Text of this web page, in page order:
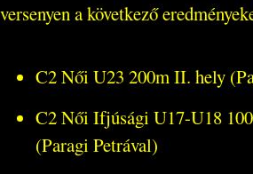
versenyen a következő
C2 Női U23 200m II. hely
C2 Női Ifjúsági U17-U18
(Paragi Petrával)